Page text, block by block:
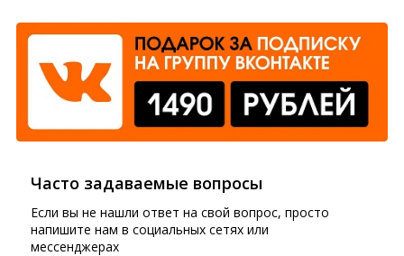
Часто задаваемые вопросы
Если вы не нашли ответ на свой вопрос, просто
напишите нам в социальных сетях или
мессенджерах